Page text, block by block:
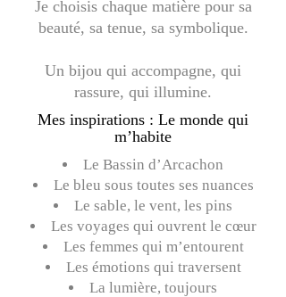
Je choisis chaque matière pour sa
beauté, sa tenue, sa symbolique.
Un bijou qui accompagne, qui
rassure, qui illumine.
Mes inspirations : Le monde qui
m’habite
Le Bassin d’Arcachon
Le bleu sous toutes ses nuances
Le sable, le vent, les pins
Les voyages qui ouvrent le cœur
Les femmes qui m’entourent
Les émotions qui traversent
La lumière, toujours